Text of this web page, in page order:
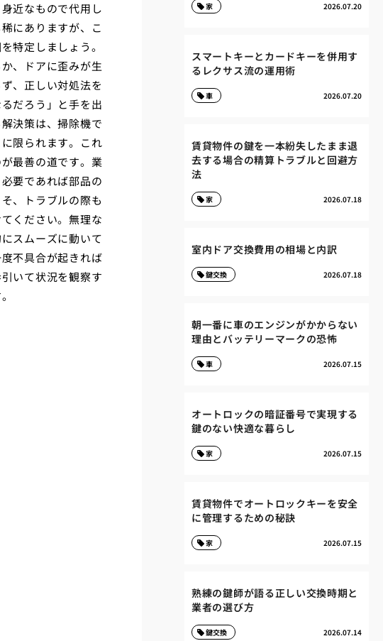
近なもので代用し
にありますが、こ
特定しましょう。
、ドアに歪みが生
、正しい対処法を
だろう」と手を出
決策は、掃除機で
限られます。これ
最善の道です。業
要であれば部品の
、トラブルの際も
ください。無理な
スムーズに動いて
不具合が起きれば
いて状況を観察す
2026.07.20
家
スマートキーとカードキーを併用す
るレクサス流の運用術
2026.07.20
車
賃貸物件の鍵を一本紛失したまま退
去する場合の精算トラブルと回避方
法
2026.07.18
家
室内ドア交換費用の相場と内訳
2026.07.18
鍵交換
朝一番に車のエンジンがかからない
理由とバッテリーマークの恐怖
2026.07.15
車
オートロックの暗証番号で実現する
鍵のない快適な暮らし
2026.07.15
家
賃貸物件でオートロックキーを安全
に管理するための秘訣
2026.07.15
家
熟練の鍵師が語る正しい交換時期と
業者の選び方
2026.07.14
鍵交換